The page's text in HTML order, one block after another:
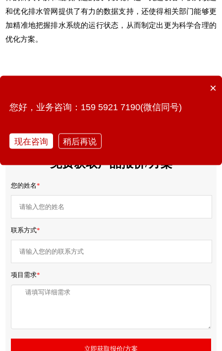
和优化排水管网提供了有力的数据支持，还使得相关部门能够更
加精准地把握排水系统的运行状态，从而制定出更为科学合理的
优化方案。
上一篇：逢雨必涝如何破解？城市内涝监测预报预警
免费获取产品报价/方案
您的姓名*
联系方式*
项目需求*
立即获取报价/方案
×
您好，业务咨询：159 5921 7190(微信同号)
现在咨询 稍后再说